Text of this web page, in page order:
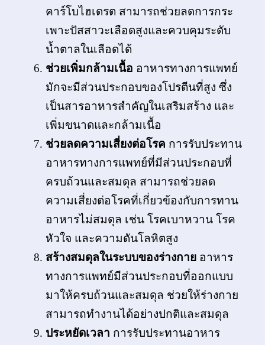
คาร์โบไฮเดรต สามารถช่วยลดการกระ
เพาะปัสสาวะเลือดสูงและควบคุมระดับ
น้ำตาลในเลือดได้
ช่วยเพิ่มกล้ามเนื้อ อาหารทางการแพทย์
มักจะมีส่วนประกอบของโปรตีนที่สูง ซึ่ง
เป็นสารอาหารสำคัญในเสริมสร้าง และ
เพิ่มขนาดและกล้ามเนื้อ
ช่วยลดความเสี่ยงต่อโรค การรับประทาน
อาหารทางการแพทย์ที่มีส่วนประกอบที่
ครบถ้วนและสมดุล สามารถช่วยลด
ความเสี่ยงต่อโรคที่เกี่ยวข้องกับการทาน
อาหารไม่สมดุล เช่น โรคเบาหวาน โรค
หัวใจ และความดันโลหิตสูง
สร้างสมดุลในระบบของร่างกาย อาหาร
ทางการแพทย์มีส่วนประกอบที่ออกแบบ
มาให้ครบถ้วนและสมดุล ช่วยให้ร่างกาย
สามารถทำงานได้อย่างปกติและสมดุล
ประหยัดเวลา การรับประทานอาหาร